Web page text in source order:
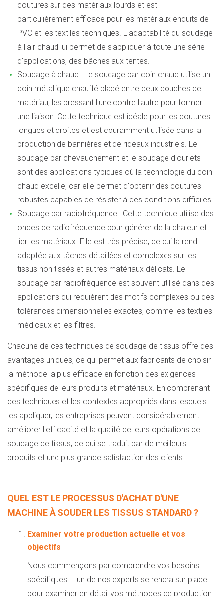
coutures sur des matériaux lourds et est
particulièrement efficace pour les matériaux enduits de
PVC et les textiles techniques. L'adaptabilité du soudage
à l'air chaud lui permet de s'appliquer à toute une série
d'applications, des bâches aux tentes.
Soudage à chaud : Le soudage par coin chaud utilise un
coin métallique chauffé placé entre deux couches de
matériau, les pressant l'une contre l'autre pour former
une liaison. Cette technique est idéale pour les coutures
longues et droites et est couramment utilisée dans la
production de bannières et de rideaux industriels. Le
soudage par chevauchement et le soudage d'ourlets
sont des applications typiques où la technologie du coin
chaud excelle, car elle permet d'obtenir des coutures
robustes capables de résister à des conditions difficiles.
Soudage par radiofréquence : Cette technique utilise des
ondes de radiofréquence pour générer de la chaleur et
lier les matériaux. Elle est très précise, ce qui la rend
adaptée aux tâches détaillées et complexes sur les
tissus non tissés et autres matériaux délicats. Le
soudage par radiofréquence est souvent utilisé dans des
applications qui requièrent des motifs complexes ou des
tolérances dimensionnelles exactes, comme les textiles
médicaux et les filtres.
Chacune de ces techniques de soudage de tissus offre des
avantages uniques, ce qui permet aux fabricants de choisir
la méthode la plus efficace en fonction des exigences
spécifiques de leurs produits et matériaux. En comprenant
ces techniques et les contextes appropriés dans lesquels
les appliquer, les entreprises peuvent considérablement
améliorer l'efficacité et la qualité de leurs opérations de
soudage de tissus, ce qui se traduit par de meilleurs
produits et une plus grande satisfaction des clients.
QUEL EST LE PROCESSUS D'ACHAT D'UNE
MACHINE À SOUDER LES TISSUS STANDARD ?
Examiner votre production actuelle et vos
objectifs
Nous commençons par comprendre vos besoins
spécifiques. L'un de nos experts se rendra sur place
pour examiner en détail vos méthodes de production